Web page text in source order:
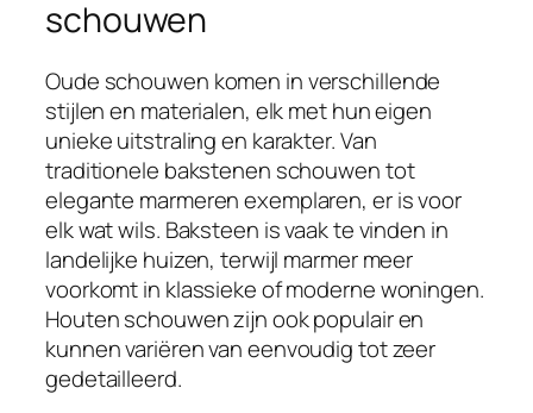
schouwen
Oude schouwen komen in verschillende
stijlen en materialen, elk met hun eigen
unieke uitstraling en karakter. Van
traditionele bakstenen schouwen tot
elegante marmeren exemplaren, er is voor
elk wat wils. Baksteen is vaak te vinden in
landelijke huizen, terwijl marmer meer
voorkomt in klassieke of moderne woningen.
Houten schouwen zijn ook populair en
kunnen variëren van eenvoudig tot zeer
gedetailleerd.